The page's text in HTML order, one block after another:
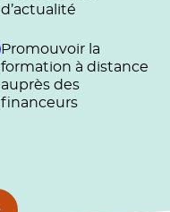
d’actualité
Promouvoir la
formation à distance
auprès des
financeurs